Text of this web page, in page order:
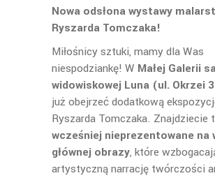
Nowa odsłona wystawy
Ryszarda Tomczaka!
Miłośnicy sztuki, mamy dla Was
niespodziankę! W Małej Galerii
widowiskowej Luna (ul. Okrzei
już obejrzeć dodatkową
Ryszarda Tomczaka. Znajdziecie
wcześniej nieprezentowane na
głównej obrazy, które
artystyczną narrację twórczości